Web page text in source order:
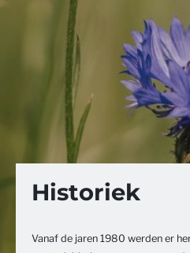
Historiek
Vanaf de jaren 1980 werden er